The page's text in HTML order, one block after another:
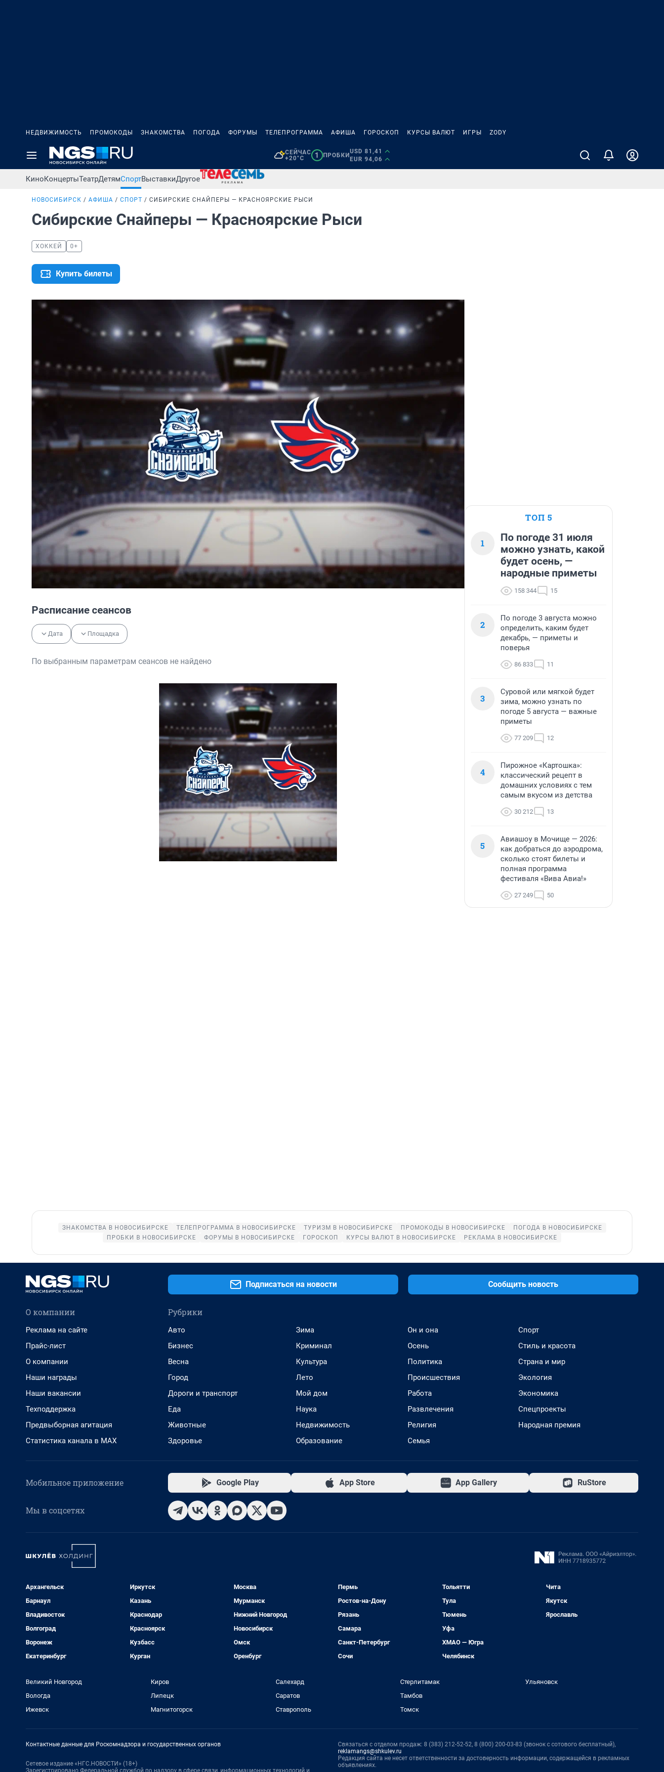
НЕДВИЖИМОСТЬ ПРОМОКОДЫ ЗНАКОМСТВА ПОГОДА ФОРУМЫ ТЕЛЕПРОГРАММА АФИША ГОРОСКОП КУРСЫ ВАЛЮТ ИГРЫ ZODY
СЕЙЧАС
+20°C
1 ПРОБКИ
USD 81,41
EUR 94,06
КиноКонцертыТеатрДетямСпортВыставкиДругое
НОВОСИБИРСК АФИША СПОРТ СИБИРСКИЕ СНАЙПЕРЫ — КРАСНОЯРСКИЕ РЫСИ
Сибирские Снайперы — Красноярские Рыси
ХОККЕЙ 0+
Купить билеты
Расписание сеансов
Дата Площадка
По выбранным параметрам сеансов не найдено
ТОП 5
1
По погоде 31 июля
можно узнать, какой
будет осень, —
народные приметы
158 344 15
2
По погоде 3 августа можно
определить, каким будет
декабрь, — приметы и
поверья
86 833 11
3
Суровой или мягкой будет
зима, можно узнать по
погоде 5 августа — важные
приметы
77 209 12
4
Пирожное «Картошка»:
классический рецепт в
домашних условиях с тем
самым вкусом из детства
30 212 13
5
Авиашоу в Мочище — 2026:
как добраться до аэродрома,
сколько стоят билеты и
полная программа
фестиваля «Вива Авиа!»
27 249 50
ЗНАКОМСТВА В НОВОСИБИРСКЕ ТЕЛЕПРОГРАММА В НОВОСИБИРСКЕ ТУРИЗМ В НОВОСИБИРСКЕ ПРОМОКОДЫ В НОВОСИБИРСКЕ
ПОГОДА В НОВОСИБИРСКЕ
ПРОБКИ В НОВОСИБИРСКЕ
ФОРУМЫ В НОВОСИБИРСКЕ ГОРОСКОП КУРСЫ ВАЛЮТ В НОВОСИБИРСКЕ РЕКЛАМА В НОВОСИБИРСКЕ
Подписаться на новости Сообщить новость
О компании
Реклама на сайте
Прайс-лист
О компании
Наши награды
Наши вакансии
Техподдержка
Предвыборная агитация
Статистика канала в MAX
Рубрики
Авто
Бизнес
Весна
Город
Дороги и транспорт
Еда
Животные
Здоровье
Зима
Криминал
Культура
Лето
Мой дом
Наука
Недвижимость
Образование
Он и она
Осень
Политика
Происшествия
Работа
Развлечения
Религия
Семья
Спорт
Стиль и красота
Страна и мир
Экология
Экономика
Спецпроекты
Народная премия
Мобильное приложение Google Play App Store App Gallery RuStore
Мы в соцсетях
Архангельск
Барнаул
Владивосток
Волгоград
Воронеж
Екатеринбург
Иркутск
Казань
Краснодар
Красноярск
Кузбасс
Курган
Москва
Мурманск
Нижний Новгород
Новосибирск
Омск
Оренбург
Пермь
Ростов-на-Дону
Рязань
Самара
Санкт-Петербург
Сочи
Тольятти
Тула
Тюмень
Уфа
ХМАО — Югра
Челябинск
Чита
Якутск
Ярославль
Великий Новгород
Вологда
Ижевск
Киров
Липецк
Магнитогорск
Салехард
Саратов
Ставрополь
Стерлитамак
Тамбов
Томск
Ульяновск
Контактные данные для Роскомнадзора и государственных органов
Сетевое издание «НГС.НОВОСТИ» (18+)
Зарегистрировано Федеральной службой по надзору в сфере связи, информационных технологий и
Связаться с отделом продаж: 8 (383) 212-52-52, 8 (800) 200-03-83 (звонок с сотового бесплатный),
reklamangs@shkulev.ru
Редакция сайта не несет ответственности за достоверность информации, содержащейся в рекламных
объявлениях.